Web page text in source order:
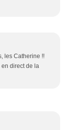
les Catherine !!
en direct de la